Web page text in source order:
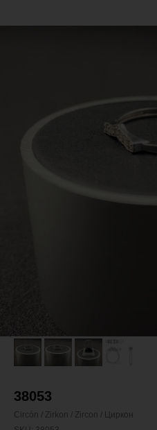
38053
Circón / Zirkon / Zircon / Циркон